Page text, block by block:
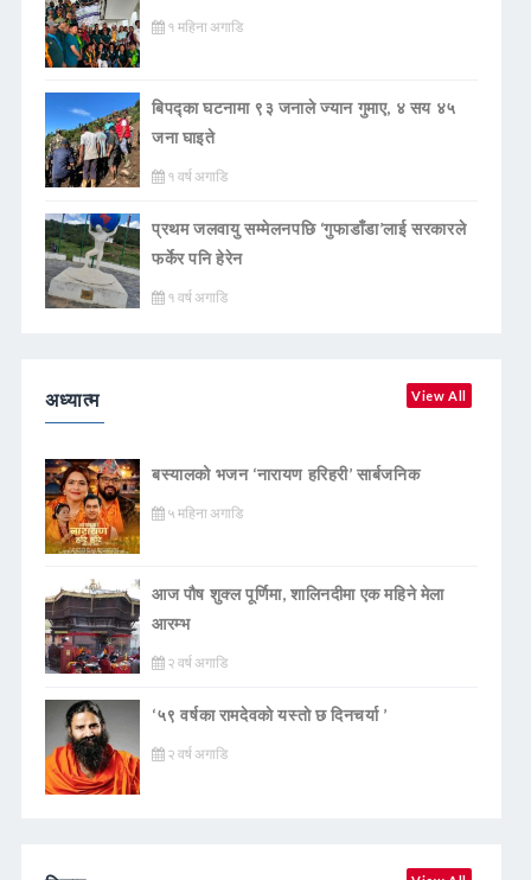
१ महिना अगाडि
बिपद्का घटनामा ९३ जनाले ज्यान गुमाए, ४ सय ४५
जना घाइते
१ वर्ष अगाडि
प्रथम जलवायु सम्मेलनपछि ‘गुफाडाँडा’लाई सरकारले
फर्केर पनि हेरेन
१ वर्ष अगाडि
अध्यात्म View All
बस्यालको भजन ‘नारायण हरिहरी’ सार्बजनिक
५ महिना अगाडि
आज पौष शुक्ल पूर्णिमा, शालिनदीमा एक महिने मेला
आरम्भ
२ वर्ष अगाडि
‘५९ वर्षका रामदेवकाे यस्ताे छ दिनचर्या ’
२ वर्ष अगाडि